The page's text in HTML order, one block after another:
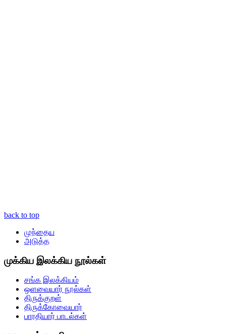
back to top
முந்தைய
அடுத்த
முக்கிய இலக்கிய நூல்கள்
சங்க இலக்கியம்
ஒளவையார் நூல்கள்
திருக்குறள்
திருக்கோவையார்
பாரதியார் பாடல்கள்